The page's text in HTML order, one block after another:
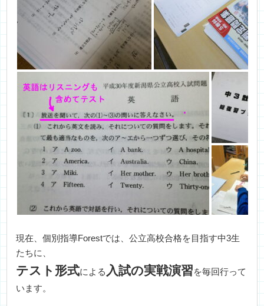
現在、個別指導Forestでは、公立高校合格を目指す中3生
たちに、
テスト形式による 入試の実戦演習を毎回行って
います。